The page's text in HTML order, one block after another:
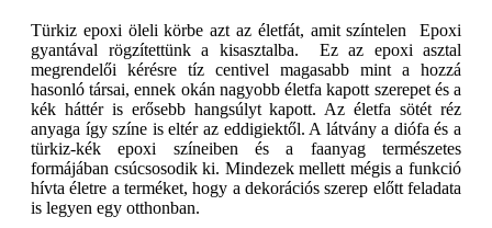
Türkiz epoxi öleli körbe azt az életfát, amit színtelen Epoxi
gyantával rögzítettünk a kisasztalba. Ez az epoxi asztal
megrendelői kérésre tíz centivel magasabb mint a hozzá
hasonló társai, ennek okán nagyobb életfa kapott szerepet és a
kék háttér is erősebb hangsúlyt kapott. Az életfa sötét réz
anyaga így színe is eltér az eddigiektől. A látvány a diófa és a
türkiz-kék epoxi színeiben és a faanyag természetes
formájában csúcsosodik ki. Mindezek mellett mégis a funkció
hívta életre a terméket, hogy a dekorációs szerep előtt feladata
is legyen egy otthonban.